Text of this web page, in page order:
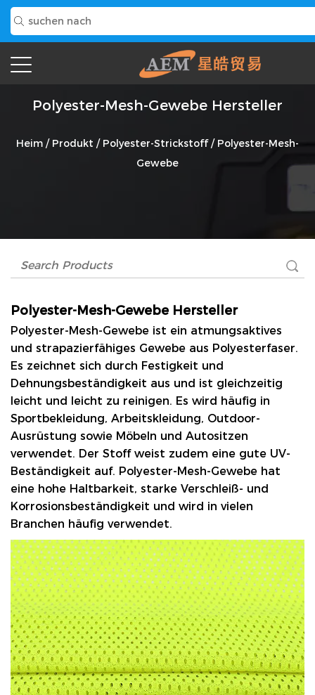
Polyester-Mesh-Gewebe Hersteller
Heim / Produkt / Polyester-Strickstoff/ Polyester-Mesh-
Gewebe
Polyester-Mesh-Gewebe Hersteller
Polyester-Mesh-Gewebe ist ein atmungsaktives
und strapazierfähiges Gewebe aus Polyesterfaser.
Es zeichnet sich durch Festigkeit und
Dehnungsbeständigkeit aus und ist gleichzeitig
leicht und leicht zu reinigen. Es wird häufig in
Sportbekleidung, Arbeitskleidung, Outdoor-
Ausrüstung sowie Möbeln und Autositzen
verwendet. Der Stoff weist zudem eine gute UV-
Beständigkeit auf. Polyester-Mesh-Gewebe hat
eine hohe Haltbarkeit, starke Verschleiß- und
Korrosionsbeständigkeit und wird in vielen
Branchen häufig verwendet.